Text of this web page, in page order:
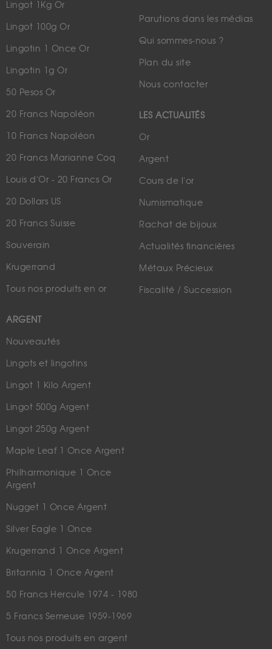
Lingot 1Kg Or
Lingot 100g Or
Lingotin 1 Once Or
Lingotin 1g Or
50 Pesos Or
20 Francs Napoléon
10 Francs Napoléon
20 Francs Marianne Coq
Louis d'Or - 20 Francs Or
20 Dollars US
20 Francs Suisse
Souverain
Krugerrand
Tous nos produits en or
ARGENT
Nouveautés
Lingots et lingotins
Lingot 1 Kilo Argent
Lingot 500g Argent
Lingot 250g Argent
Maple Leaf 1 Once Argent
Philharmonique 1 Once
Argent
Nugget 1 Once Argent
Silver Eagle 1 Once
Krugerrand 1 Once Argent
Britannia 1 Once Argent
50 Francs Hercule 1974 - 1980
5 Francs Semeuse 1959-1969
Tous nos produits en argent
Parutions dans les médias
Qui sommes-nous ?
Plan du site
Nous contacter
LES ACTUALITÉS
Or
Argent
Cours de l'or
Numismatique
Rachat de bijoux
Actualités financières
Métaux Précieux
Fiscalité / Succession